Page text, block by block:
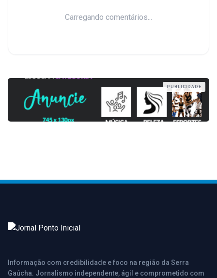
Carregando comentários...
PUBLICIDADE
Informação com credibilidade e foco na região da Serra
Gaúcha. Jornalismo independente, ágil e comprometido com